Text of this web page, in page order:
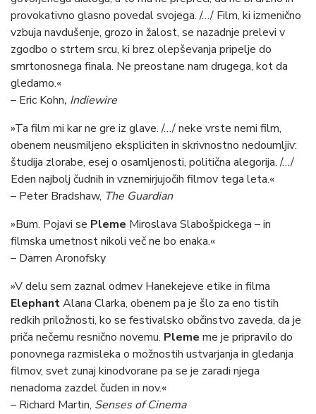
provokativno glasno povedal svojega. /…/ Film, ki izmenično
vzbuja navdušenje, grozo in žalost, se nazadnje prelevi v
zgodbo o strtem srcu, ki brez olepševanja pripelje do
smrtonosnega finala. Ne preostane nam drugega, kot da
gledamo.«
– Eric Kohn, Indiewire
»Ta film mi kar ne gre iz glave. /…/ neke vrste nemi film,
obenem neusmiljeno ekspliciten in skrivnostno nedoumljiv:
študija zlorabe, esej o osamljenosti, politična alegorija. /…/
Eden najbolj čudnih in vznemirjujočih filmov tega leta.«
– Peter Bradshaw, The Guardian
»Bum. Pojavi se Pleme Miroslava Slabošpickega – in
filmska umetnost nikoli več ne bo enaka.«
– Darren Aronofsky
»V delu sem zaznal odmev Hanekejeve etike in filma
ElephantAlana Clarka, obenem pa je šlo za eno tistih
redkih priložnosti, ko se festivalsko občinstvo zaveda, da je
priča nečemu resnično novemu. Pleme me je pripravilo do
ponovnega razmisleka o možnostih ustvarjanja in gledanja
filmov, svet zunaj kinodvorane pa se je zaradi njega
nenadoma zazdel čuden in nov.«
– Richard Martin, Senses of Cinema